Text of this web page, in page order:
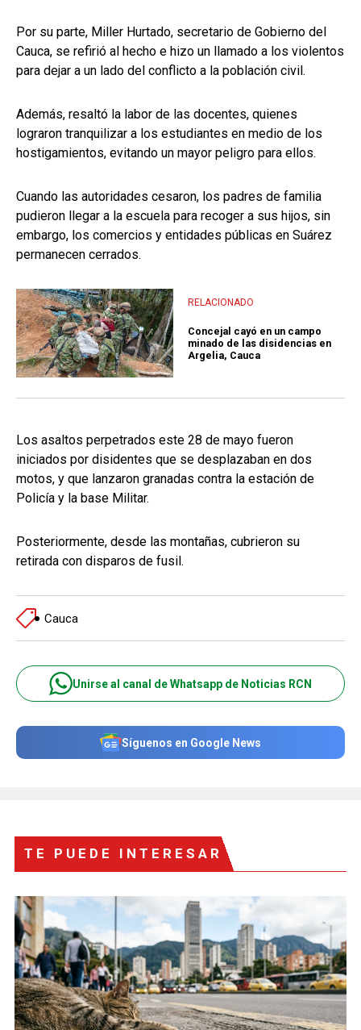
Por su parte, Miller Hurtado, secretario de Gobierno del
Cauca, se refirió al hecho e hizo un llamado a los violentos
para dejar a un lado del conflicto a la población civil.
Además, resaltó la labor de las docentes, quienes
lograron tranquilizar a los estudiantes en medio de los
hostigamientos, evitando un mayor peligro para ellos.
Cuando las autoridades cesaron, los padres de familia
pudieron llegar a la escuela para recoger a sus hijos, sin
embargo, los comercios y entidades públicas en Suárez
permanecen cerrados.
RELACIONADO
Concejal cayó en un campo
minado de las disidencias en
Argelia, Cauca
Los asaltos perpetrados este 28 de mayo fueron
iniciados por disidentes que se desplazaban en dos
motos, y que lanzaron granadas contra la estación de
Policía y la base Militar.
Posteriormente, desde las montañas, cubrieron su
retirada con disparos de fusil.
Cauca
Unirse al canal de Whatsapp de Noticias RCN
Síguenos en Google News
TE PUEDE INTERESAR